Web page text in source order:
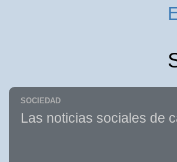
SOCIEDAD
Las noticias sociales de